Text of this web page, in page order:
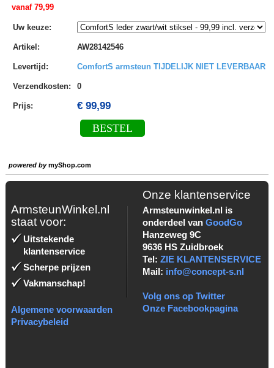
vanaf 79,99
Uw keuze:
Artikel : AW28142546
Levertijd : ComfortS armsteun TIJDELIJK NIET LEVERBAAR
Verzendkosten: 0
Prijs: € 99,99
BESTEL
powered bymyShop.com
ArmsteunWinkel.nl
staat voor:
Uitstekende
klantenservice
Scherpe prijzen
Vakmanschap!
Algemene voorwaarden
Privacybeleid
Onze klantenservice
Armsteunwinkel.nl is
onderdeel van GoodGo
Hanzeweg 9C
9636 HS Zuidbroek
Tel: ZIE KLANTENSERVICE
Mail: info@concept-s.nl
Volg ons op Twitter
Onze Facebookpagina